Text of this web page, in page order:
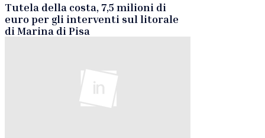
Tutela della costa, 7,5 milioni di
euro per gli interventi sul litorale
di Marina di Pisa